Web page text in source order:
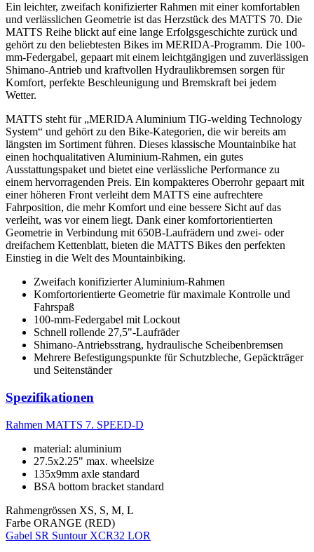
Ein leichter, zweifach konifizierter Rahmen mit einer komfortablen
und verlässlichen Geometrie ist das Herzstück des MATTS 70. Die
MATTS Reihe blickt auf eine lange Erfolgsgeschichte zurück und
gehört zu den beliebtesten Bikes im MERIDA-Programm. Die 100-
mm-Federgabel, gepaart mit einem leichtgängigen und zuverlässigen
Shimano-Antrieb und kraftvollen Hydraulikbremsen sorgen für
Komfort, perfekte Beschleunigung und Bremskraft bei jedem
Wetter.
MATTS steht für „MERIDA Aluminium TIG-welding Technology
System“ und gehört zu den Bike-Kategorien, die wir bereits am
längsten im Sortiment führen. Dieses klassische Mountainbike hat
einen hochqualitativen Aluminium-Rahmen, ein gutes
Ausstattungspaket und bietet eine verlässliche Performance zu
einem hervorragenden Preis. Ein kompakteres Oberrohr gepaart mit
einer höheren Front verleiht dem MATTS eine aufrechtere
Fahrposition, die mehr Komfort und eine bessere Sicht auf das
verleiht, was vor einem liegt. Dank einer komfortorientierten
Geometrie in Verbindung mit 650B-Laufrädern und zwei- oder
dreifachem Kettenblatt, bieten die MATTS Bikes den perfekten
Einstieg in die Welt des Mountainbiking.
Zweifach konifizierter Aluminium-Rahmen
Komfortorientierte Geometrie für maximale Kontrolle und
Fahrspaß
100-mm-Federgabel mit Lockout
Schnell rollende 27,5"-Laufräder
Shimano-Antriebsstrang, hydraulische Scheibenbremsen
Mehrere Befestigungspunkte für Schutzbleche, Gepäckträger
und Seitenständer
Spezifikationen
Rahmen MATTS 7. SPEED-D
material: aluminium
27.5x2.25" max. wheelsize
135x9mm axle standard
BSA bottom bracket standard
Rahmengrössen XS, S, M, L
Farbe ORANGE (RED)
Gabel SR Suntour XCR32 LOR